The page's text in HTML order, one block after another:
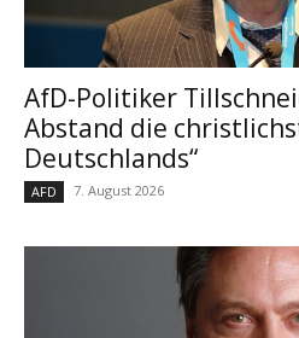
AfD-Politiker
Abstand die
Deutschlands“
AFD 7. August 2026